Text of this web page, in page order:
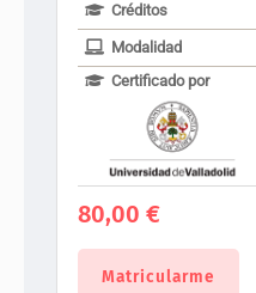
Créditos
Modalidad
Certificado por
80,00 €
Matricularme